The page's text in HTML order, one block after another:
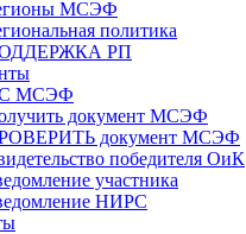
МСЭФ
политика
РП
МСЭФ
документ МСЭФ
документ МСЭФ
победителя ОиК
участника
НИРС